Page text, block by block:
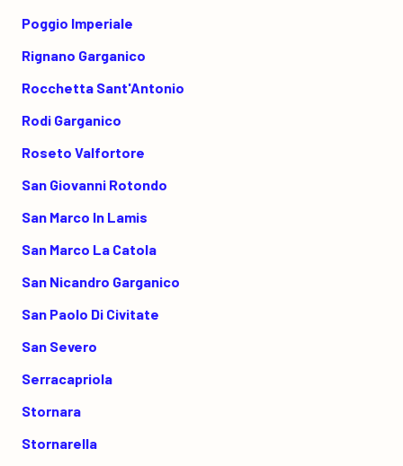
Poggio Imperiale
Rignano Garganico
Rocchetta Sant'Antonio
Rodi Garganico
Roseto Valfortore
San Giovanni Rotondo
San Marco In Lamis
San Marco La Catola
San Nicandro Garganico
San Paolo Di Civitate
San Severo
Serracapriola
Stornara
Stornarella